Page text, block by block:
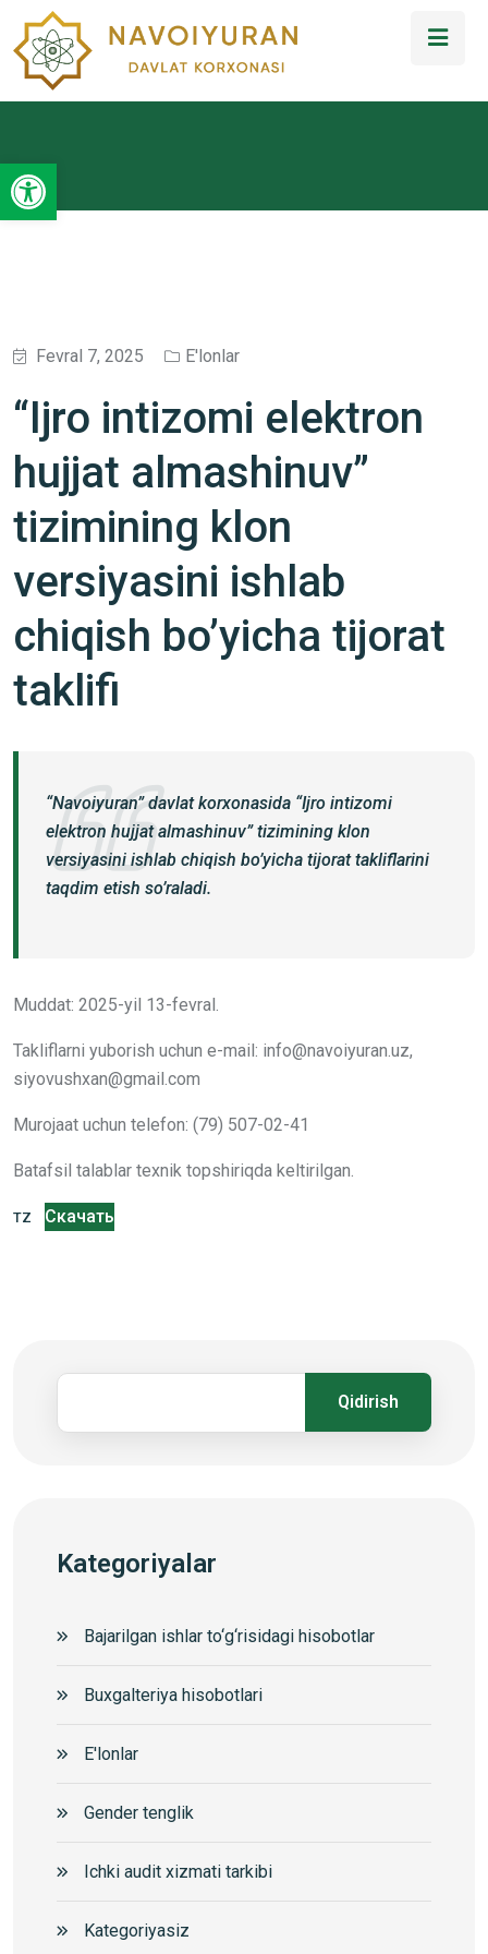
Open toolbar
Fevral 7, 2025 E'lonlar
“Ijro intizomi elektron
hujjat almashinuv”
tizimining klon
versiyasini ishlab
chiqish bo’yicha tijorat
taklifi
“Navoiyuran” davlat korxonasida “Ijro intizomi
elektron hujjat almashinuv” tizimining klon
versiyasini ishlab chiqish bo’yicha tijorat takliflarini
taqdim etish so’raladi.
Muddat: 2025-yil 13-fevral.
Takliflarni yuborish uchun e-mail: info@navoiyuran.uz,
siyovushxan@gmail.com
Murojaat uchun telefon: (79) 507-02-41
Batafsil talablar texnik topshiriqda keltirilgan.
TZ Скачать
Qidirish
Kategoriyalar
Bajarilgan ishlar to‘g‘risidagi hisobotlar
Buxgalteriya hisobotlari
E'lonlar
Gender tenglik
Ichki audit xizmati tarkibi
Kategoriyasiz